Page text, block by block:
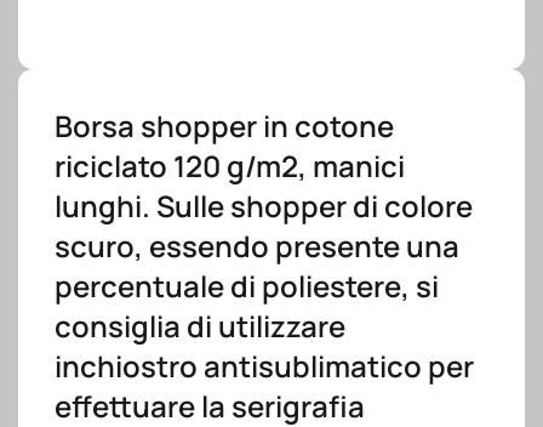
Borsa shopper in cotone
riciclato 120 g/m2, manici
lunghi. Sulle shopper di colore
scuro, essendo presente una
percentuale di poliestere, si
consiglia di utilizzare
inchiostro antisublimatico per
effettuare la serigrafia